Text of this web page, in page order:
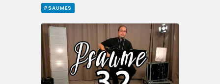
PSAUMES